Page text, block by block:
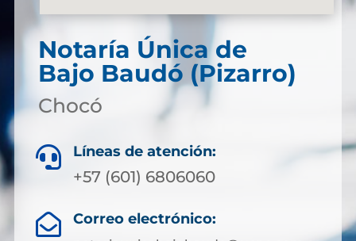
Notaría Única de
Bajo Baudó (Pizarro)
Chocó
 Líneas de atención:
+57 (601) 6806060
 Correo electrónico: